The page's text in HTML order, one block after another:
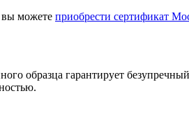
вы можете приобрести сертификат
образца гарантирует